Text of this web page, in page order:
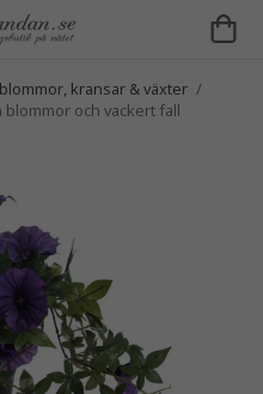
kransar & växter /
och vackert fall